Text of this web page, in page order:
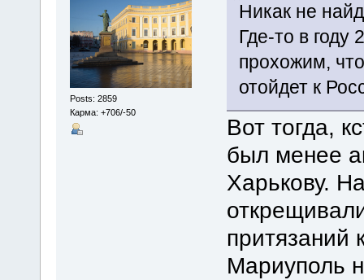
Posts: 2859
Карма: +706/-50
Никак не
Где-то в году
прохожим,
отойдет к
Вот тогда,
был менее
Харькову.
притязаний
Мариуполь